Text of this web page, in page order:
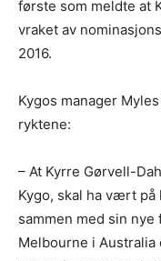
første som meldte at
vraket av
2016.
Kygos manager
ryktene:
– At Kyrre Gørvell-
Kygo, skal ha vært
sammen med sin
Melbourne i Australia